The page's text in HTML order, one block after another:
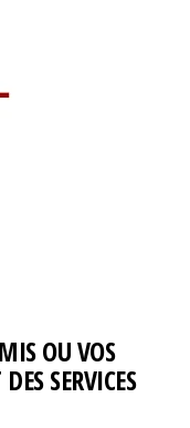
OU VOS
SERVICES